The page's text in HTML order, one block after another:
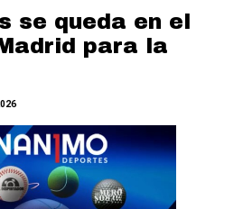
se queda en el
para la